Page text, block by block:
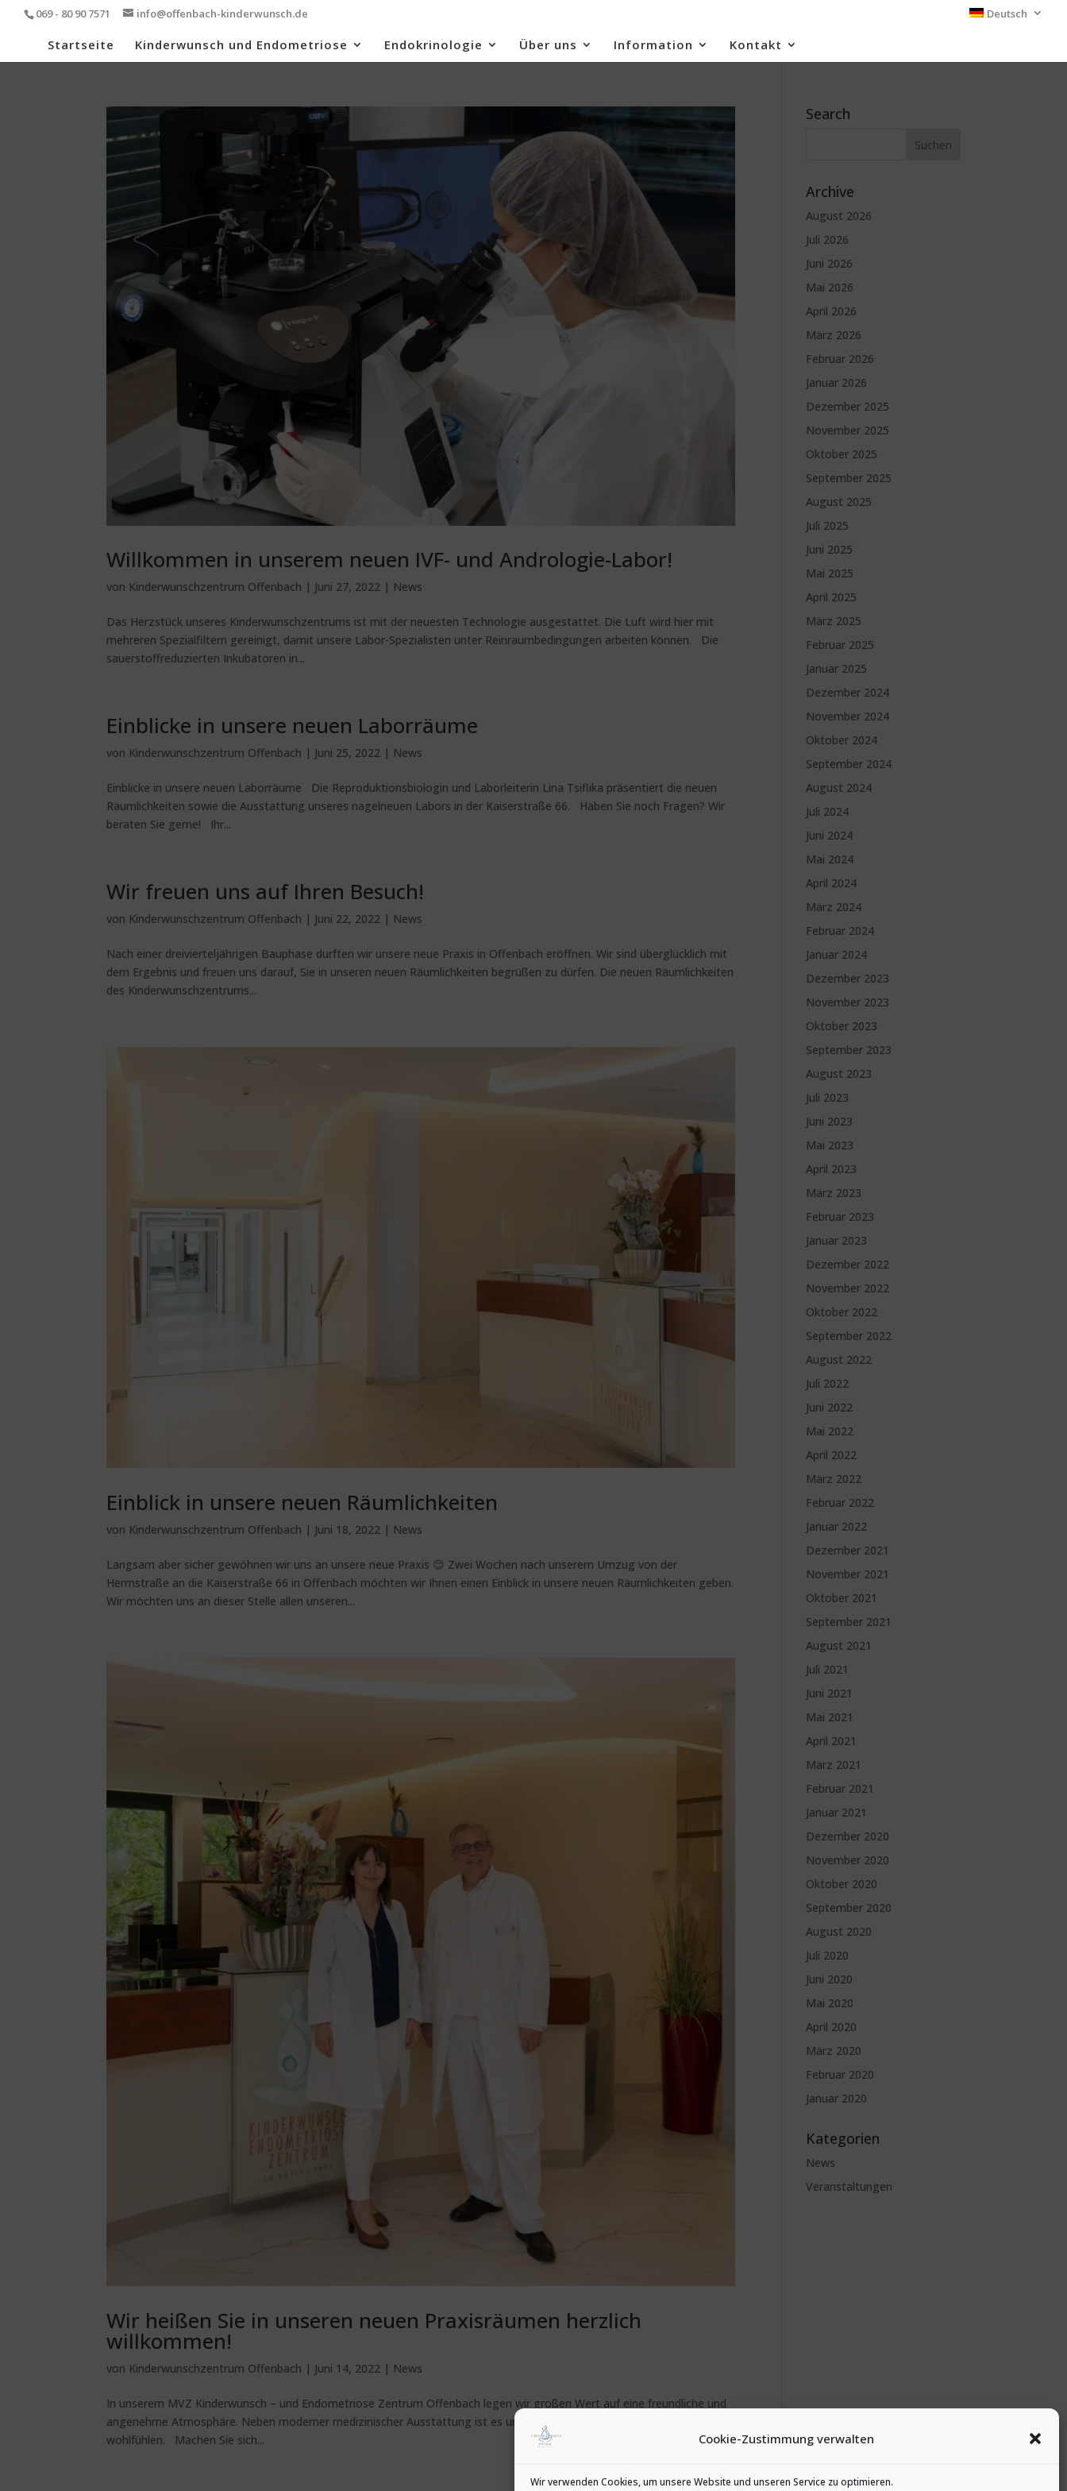
Cookie-Zustimmung verwalten
Wir verwenden Cookies, um unsere Website und unseren Service zu optimieren.
069 - 80 90 7571 info@offenbach-kinderwunsch.de Deutsch
Startseite Kinderwunsch und Endometriose Endokrinologie Über uns Information Kontakt
Willkommen in unserem neuen IVF- und Andrologie-Labor!
von Kinderwunschzentrum Offenbach | Juni 27, 2022 | News
Das Herzstück unseres Kinderwunschzentrums ist mit der neuesten Technologie ausgestattet. Die Luft wird hier mit
mehreren Spezialfiltern gereinigt, damit unsere Labor-Spezialisten unter Reinraumbedingungen arbeiten können. Die
sauerstoffreduzierten Inkubatoren in...
Einblicke in unsere neuen Laborräume
von Kinderwunschzentrum Offenbach | Juni 25, 2022 | News
Einblicke in unsere neuen Laborräume Die Reproduktionsbiologin und Laborleiterin Lina Tsiflika präsentiert die neuen
Räumlichkeiten sowie die Ausstattung unseres nagelneuen Labors in der Kaiserstraße 66. Haben Sie noch Fragen? Wir
beraten Sie gerne! Ihr...
Wir freuen uns auf Ihren Besuch!
von Kinderwunschzentrum Offenbach | Juni 22, 2022 | News
Nach einer dreivierteljährigen Bauphase durften wir unsere neue Praxis in Offenbach eröffnen. Wir sind überglücklich mit
dem Ergebnis und freuen uns darauf, Sie in unseren neuen Räumlichkeiten begrüßen zu dürfen. Die neuen Räumlichkeiten
des Kinderwunschzentrums...
Einblick in unsere neuen Räumlichkeiten
von Kinderwunschzentrum Offenbach | Juni 18, 2022 | News
Langsam aber sicher gewöhnen wir uns an unsere neue Praxis 😊 Zwei Wochen nach unserem Umzug von der
Herrnstraße an die Kaiserstraße 66 in Offenbach möchten wir Ihnen einen Einblick in unsere neuen Räumlichkeiten geben.
Wir möchten uns an dieser Stelle allen unseren...
Wir heißen Sie in unseren neuen Praxisräumen herzlich
willkommen!
von Kinderwunschzentrum Offenbach | Juni 14, 2022 | News
In unserem MVZ Kinderwunsch – und Endometriose Zentrum Offenbach legen wir großen Wert auf eine freundliche und
angenehme Atmosphäre. Neben moderner medizinischer Ausstattung ist es uns besonders wichtig, dass Sie sich bei uns
wohlfühlen. Machen Sie sich...
Search
Archive
August 2026
Juli 2026
Juni 2026
Mai 2026
April 2026
März 2026
Februar 2026
Januar 2026
Dezember 2025
November 2025
Oktober 2025
September 2025
August 2025
Juli 2025
Juni 2025
Mai 2025
April 2025
März 2025
Februar 2025
Januar 2025
Dezember 2024
November 2024
Oktober 2024
September 2024
August 2024
Juli 2024
Juni 2024
Mai 2024
April 2024
März 2024
Februar 2024
Januar 2024
Dezember 2023
November 2023
Oktober 2023
September 2023
August 2023
Juli 2023
Juni 2023
Mai 2023
April 2023
März 2023
Februar 2023
Januar 2023
Dezember 2022
November 2022
Oktober 2022
September 2022
August 2022
Juli 2022
Juni 2022
Mai 2022
April 2022
März 2022
Februar 2022
Januar 2022
Dezember 2021
November 2021
Oktober 2021
September 2021
August 2021
Juli 2021
Juni 2021
Mai 2021
April 2021
März 2021
Februar 2021
Januar 2021
Dezember 2020
November 2020
Oktober 2020
September 2020
August 2020
Juli 2020
Juni 2020
Mai 2020
April 2020
März 2020
Februar 2020
Januar 2020
Kategorien
News
Veranstaltungen